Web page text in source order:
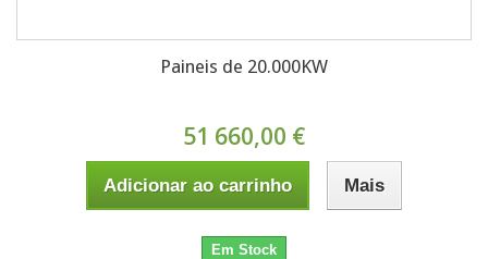
Paineis de 20.000KW
51 660,00 €
Adicionar ao carrinho Mais
Em Stock